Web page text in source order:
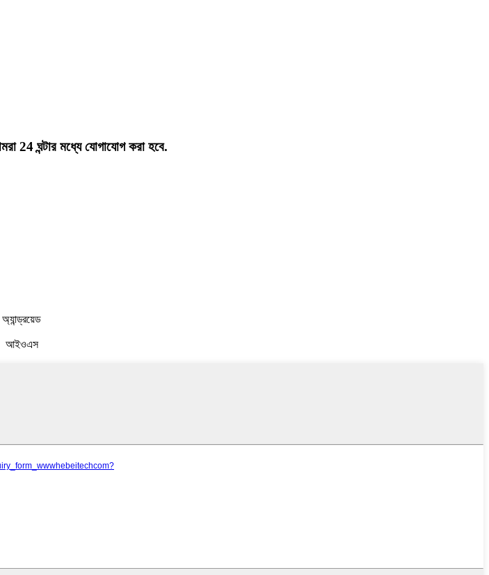
24 ঘন্টার মধ্যে যোগাযোগ করা হবে.
অ্যান্ড্রয়েড
আইওএস